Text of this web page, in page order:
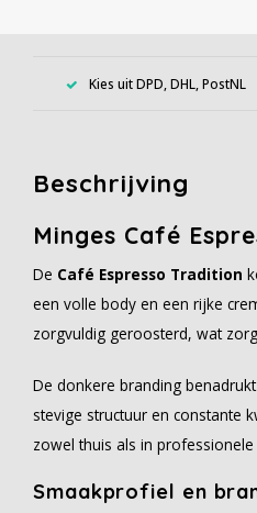
Kies uit DPD, DHL, PostNL
Beschrijving
Minges Café
De Café Espresso Tradition
een volle body en een rijke
zorgvuldig geroosterd, wat
De donkere branding
stevige structuur en constante
zowel thuis als in
Smaakprofiel en